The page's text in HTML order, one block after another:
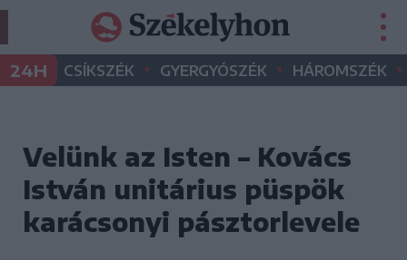
24H CSÍKSZÉK • GYERGYÓSZÉK • HÁROMSZÉK •
Velünk az Isten – Kovács
István unitárius püspök
karácsonyi pásztorlevele